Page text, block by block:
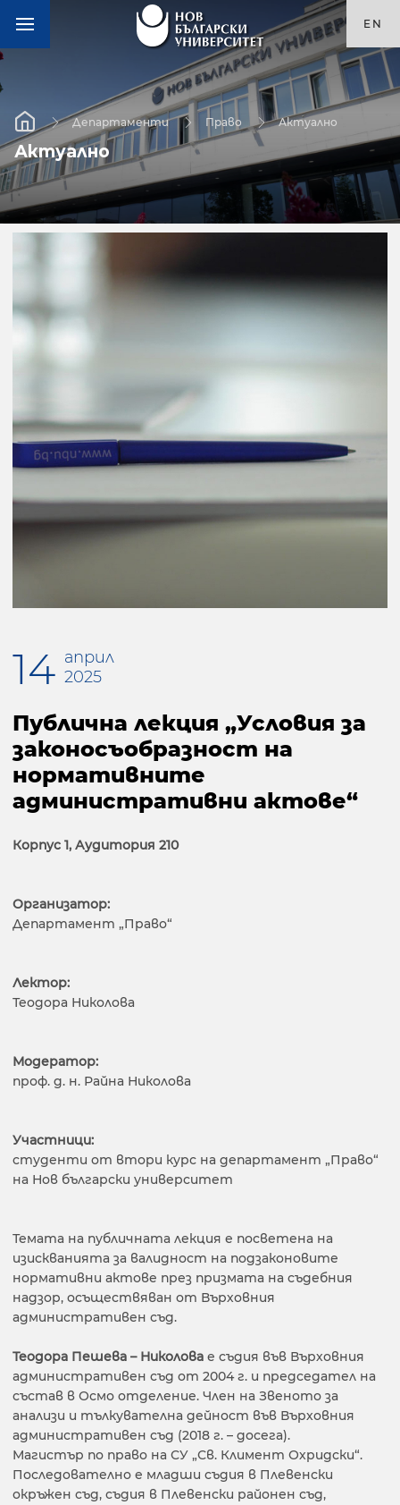
EN
Департаменти Право Актуално
Актуално
14 април
2025
Публична лекция „Условия за
законосъобразност на
нормативните
административни актове“
Корпус 1, Аудитория 210
Организатор:
Департамент „Право“
Лектор:
Теодора Николова
Модератор:
проф. д. н. Райна Николова
Участници:
студенти от втори курс на департамент „Право“
на Нов български университет
Темата на публичната лекция е посветена на
изискванията за валидност на подзаконовите
нормативни актове през призмата на съдебния
надзор, осъществяван от Върховния
административен съд.
Теодора Пешева – Николова е съдия във Върховния
административен съд от 2004 г. и председател на
състав в Осмо отделение. Член на Звеното за
анализи и тълкувателна дейност във Върховния
административен съд (2018 г. – досега).
Магистър по право на СУ „Св. Климент Охридски“.
Последователно е младши съдия в Плевенски
окръжен съд, съдия в Плевенски районен съд,